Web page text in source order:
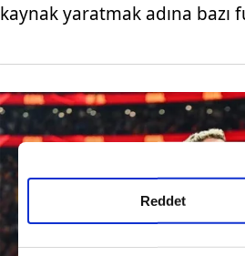
Reddet
kaynak yaratmak adına bazı